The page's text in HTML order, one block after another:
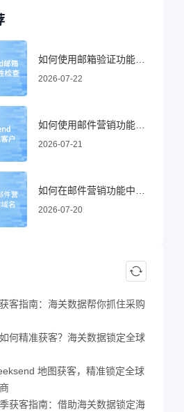
2026-07-22
2026-07-21
2026-07-20
客指南：海关数据帮你抓住采购
何精准获客？海关数据锁定全球
地图获客，精准锁定全球
获客指南：借助海关数据锁定海